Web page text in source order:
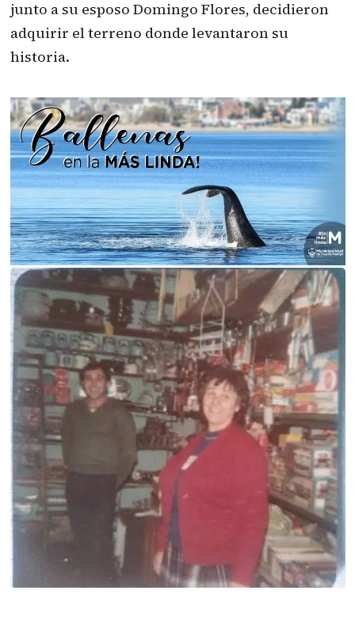
junto a su esposo Domingo Flores, decidieron
adquirir el terreno donde levantaron su
historia.